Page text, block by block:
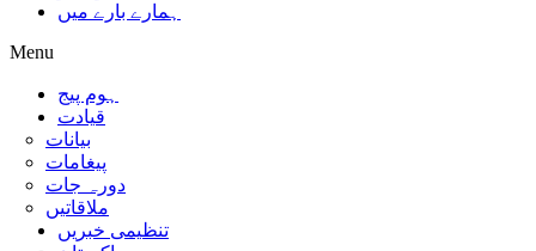
ہمارے بارے میں
Menu
ہوم پیج
قیادت
بیانات
پیغامات
دورہ جات
ملاقاتیں
تنظیمی خبریں